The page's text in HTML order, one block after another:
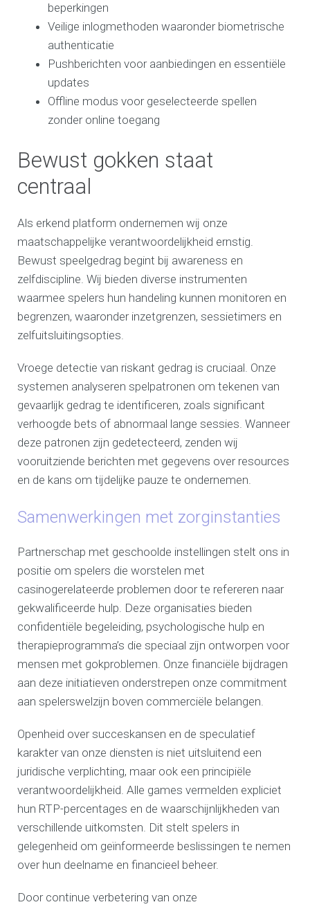
beperkingen
Veilige inlogmethoden waaronder biometrische
authenticatie
Pushberichten voor aanbiedingen en essentiële
updates
Offline modus voor geselecteerde spellen
zonder online toegang
Bewust gokken staat
centraal
Als erkend platform ondernemen wij onze
maatschappelijke verantwoordelijkheid ernstig.
Bewust speelgedrag begint bij awareness en
zelfdiscipline. Wij bieden diverse instrumenten
waarmee spelers hun handeling kunnen monitoren en
begrenzen, waaronder inzetgrenzen, sessietimers en
zelfuitsluitingsopties.
Vroege detectie van riskant gedrag is cruciaal. Onze
systemen analyseren spelpatronen om tekenen van
gevaarlijk gedrag te identificeren, zoals significant
verhoogde bets of abnormaal lange sessies. Wanneer
deze patronen zijn gedetecteerd, zenden wij
vooruitziende berichten met gegevens over resources
en de kans om tijdelijke pauze te ondernemen.
Samenwerkingen met zorginstanties
Partnerschap met geschoolde instellingen stelt ons in
positie om spelers die worstelen met
casinogerelateerde problemen door te refereren naar
gekwalificeerde hulp. Deze organisaties bieden
confidentiële begeleiding, psychologische hulp en
therapieprogramma’s die speciaal zijn ontworpen voor
mensen met gokproblemen. Onze financiële bijdragen
aan deze initiatieven onderstrepen onze commitment
aan spelerswelzijn boven commerciële belangen.
Openheid over succeskansen en de speculatief
karakter van onze diensten is niet uitsluitend een
juridische verplichting, maar ook een principiële
verantwoordelijkheid. Alle games vermelden expliciet
hun RTP-percentages en de waarschijnlijkheden van
verschillende uitkomsten. Dit stelt spelers in
gelegenheid om geïnformeerde beslissingen te nemen
over hun deelname en financieel beheer.
Door continue verbetering van onze